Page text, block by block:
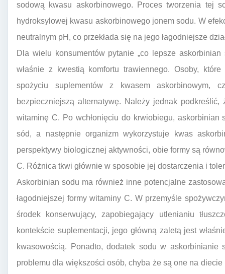
sodową kwasu askorbinowego. Proces tworzenia tej
hydroksylowej kwasu askorbinowego jonem sodu. W
neutralnym pH, co przekłada się na jego łagodniejsze
Dla wielu konsumentów pytanie „co lepsze
właśnie z kwestią komfortu trawiennego. Osoby,
spożyciu suplementów z kwasem askorbinowym,
bezpieczniejszą alternatywę. Należy jednak
witaminę C. Po wchłonięciu do krwiobiegu, askorbinian
sód, a następnie organizm wykorzystuje kwas
perspektywy biologicznej aktywności, obie formy są
C. Różnica tkwi głównie w sposobie jej dostarczenia i
Askorbinian sodu ma również inne potencjalne
łagodniejszej formy witaminy C. W przemyśle
środek konserwujący, zapobiegający utlenianiu
kontekście suplementacji, jego główną zaletą jest
kwasowością. Ponadto, dodatek sodu w
problemu dla większości osób, chyba że są one na